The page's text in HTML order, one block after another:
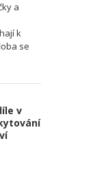
a
k
se
v